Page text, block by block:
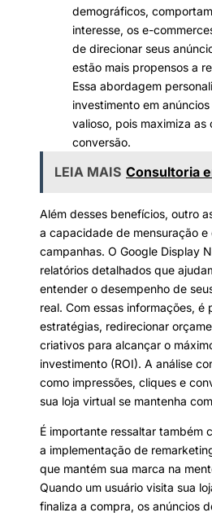
demográficos,
interesse, os e-
de direcionar seus
estão mais propensos a
Essa abordagem
investimento em
valioso, pois maximiza as
conversão.
LEIA MAIS Consultoria
Além desses benefícios, outro
a capacidade de mensuração e
campanhas. O Google Display
relatórios detalhados que
entender o desempenho de
real. Com essas informações, é
estratégias, redirecionar
criativos para alcançar o
investimento (ROI). A análise
como impressões, cliques e
sua loja virtual se mantenha
É importante ressaltar também
a implementação de
que mantém sua marca na
Quando um usuário visita sua
finaliza a compra, os anúncios